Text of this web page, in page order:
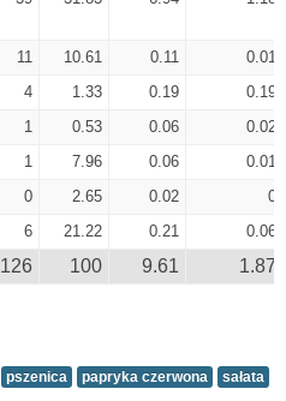
11 10.61 0.11
0.01
4 1.33 0.19
0.19
1 0.53 0.06
0.02
1 7.96 0.06
0.01
0 2.65 0.02
0
6 21.22 0.21 0.06
126 100 9.61 1.87
pszenica papryka czerwona sałata